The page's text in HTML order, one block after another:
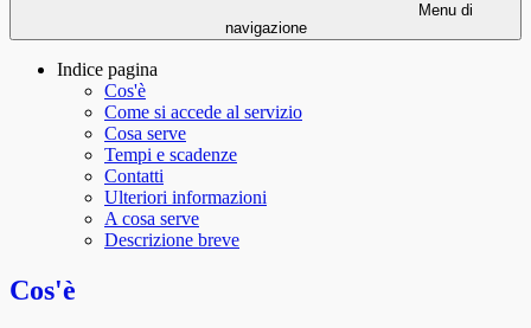
Menu di
navigazione
Indice pagina
Cos'è
Come si accede al servizio
Cosa serve
Tempi e scadenze
Contatti
Ulteriori informazioni
A cosa serve
Descrizione breve
Cos'è